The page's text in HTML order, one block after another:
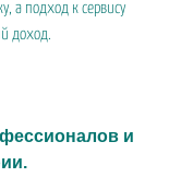
а подход к сервису
доход.
и